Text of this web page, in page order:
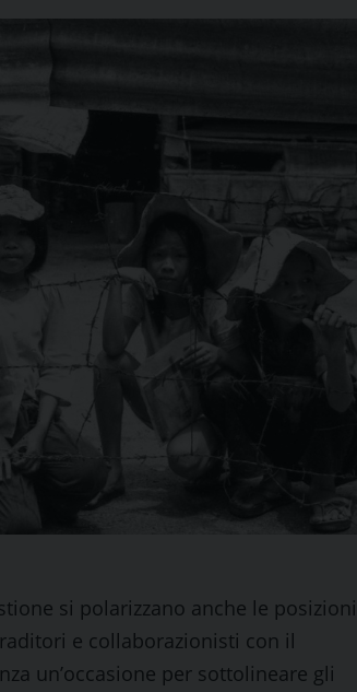
si polarizzano anche le posizioni
e collaborazionisti con il
un’occasione per sottolineare gli